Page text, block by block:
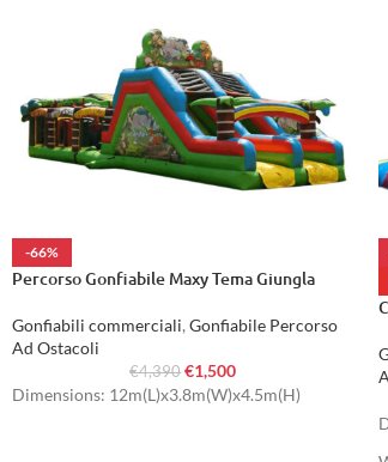
-66%
Percorso Gonfiabile Maxy Tema Giungla
Gonfiabili commerciali, Gonfiabile Percorso
Ad Ostacoli
€4,390 €1,500
Dimensions: 12m(L)x3.8m(W)x4.5m(H)